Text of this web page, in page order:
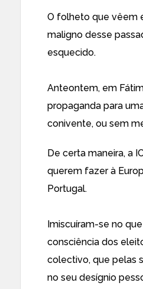
O folheto que vêem
maligno desse
esquecido.
Anteontem, em
propaganda para
conivente, ou sem
De certa maneira, a
querem fazer à
Portugal.
Imiscuíram-se no
consciência dos
colectivo, que pelas
no seu desígnio